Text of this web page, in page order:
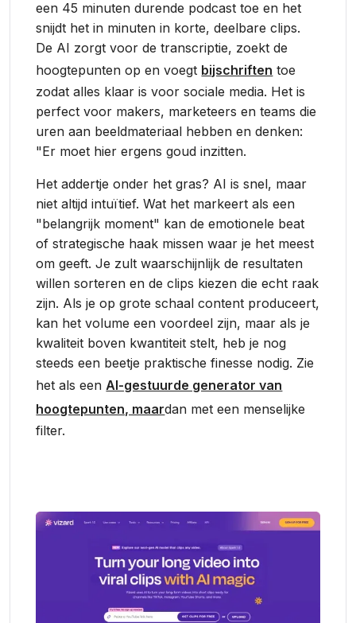
een 45 minuten durende podcast toe en het
snijdt het in minuten in korte, deelbare clips.
De AI zorgt voor de transcriptie, zoekt de
hoogtepunten op en voegt bijschriften toe
zodat alles klaar is voor sociale media. Het is
perfect voor makers, marketeers en teams die
uren aan beeldmateriaal hebben en denken:
"Er moet hier ergens goud inzitten.
Het addertje onder het gras? AI is snel, maar
niet altijd intuïtief. Wat het markeert als een
"belangrijk moment" kan de emotionele beat
of strategische haak missen waar je het meest
om geeft. Je zult waarschijnlijk de resultaten
willen sorteren en de clips kiezen die echt raak
zijn. Als je op grote schaal content produceert,
kan het volume een voordeel zijn, maar als je
kwaliteit boven kwantiteit stelt, heb je nog
steeds een beetje praktische finesse nodig. Zie
het als eenAI-gestuurde generator van
hoogtepunten, maardan met een menselijke
filter.